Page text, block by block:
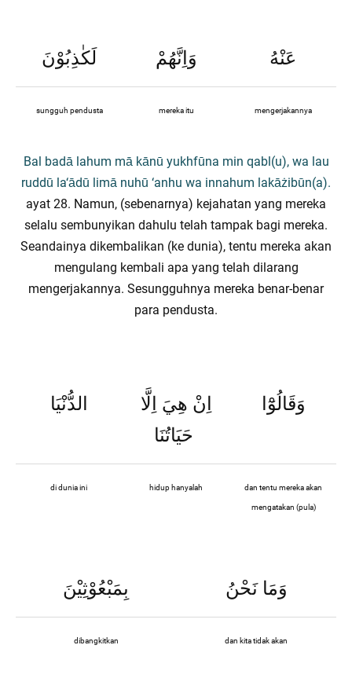
لَكٰذِبُوْنَ وَاِنَّهُمْ عَنْهُ
sungguh pendusta mereka itu mengerjakannya
Bal badā lahum mā kānū yukhfūna min qabl(u), wa lau
ruddū la‘ādū limā nuhū ‘anhu wa innahum lakāżibūn(a).
ayat 28. Namun, (sebenarnya) kejahatan yang mereka
selalu sembunyikan dahulu telah tampak bagi mereka.
Seandainya dikembalikan (ke dunia), tentu mereka akan
mengulang kembali apa yang telah dilarang
mengerjakannya. Sesungguhnya mereka benar-benar
para pendusta.
الدُّنْيَا
اِنْ هِيَ اِلَّا
وَقَالُوْٓا
di dunia ini hidup hanyalah dan tentu mereka akan
mengatakan (pula)
بِمَبْعُوْثِيْنَ وَمَا نَحْنُ
dibangkitkan dan kita tidak akan